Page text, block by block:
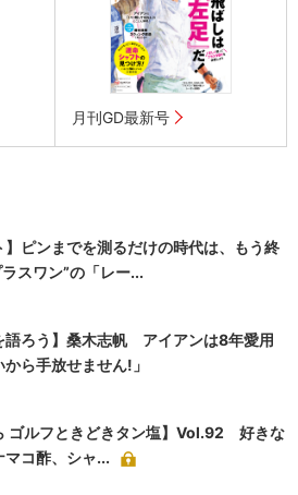
月刊GD最新号
】ピンまでを測るだけの時代は、もう終
スワン”の「レー...
語ろう】桑木志帆 アイアンは8年愛用
から手放せません!」
ゴルフときどきタン塩】Vol.92 好きな
マコ酢、シャ...